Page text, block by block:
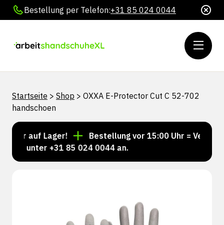
Bestellung per Telefon:+31 85 024 0044
Startseite > Shop > OXXA E-Protector Cut C 52-702
handschoen
auf Lager!
Bestellung vor 15:00 Uhr = Versand
unter +31 85 024 0044 an.